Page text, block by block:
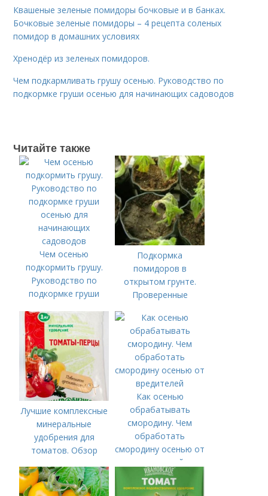
Квашеные зеленые помидоры бочковые и в банках.
Бочковые зеленые помидоры – 4 рецепта соленых
помидор в домашних условиях
Хренодёр из зеленых помидоров.
Чем подкармливать грушу осенью. Руководство по
подкормке груши осенью для начинающих садоводов
Читайте также
Чем осенью
подкормить грушу.
Руководство по
подкормке груши
начинающих
садоводов
Подкормка
помидоров в
открытом грунте.
Проверенные
минеральные
удобрения
Лучшие комплексные
минеральные
удобрения для
томатов. Обзор
удобрений для
томатов: правила
Как осенью
обрабатывать
смородину. Чем
обработать
смородину осенью от
вредителей